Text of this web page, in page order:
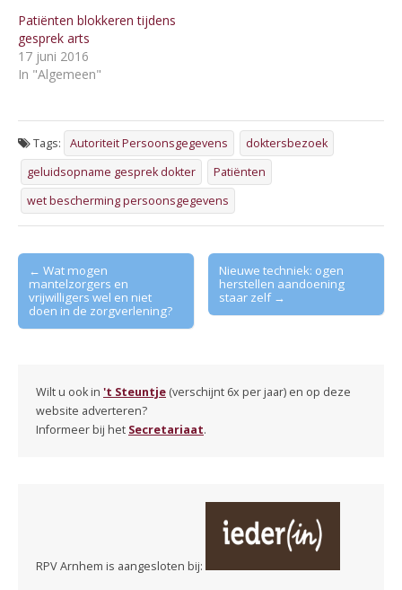
Patiënten blokkeren tijdens
gesprek arts
17 juni 2016
In "Algemeen"
Tags: Autoriteit Persoonsgegevens
doktersbezoek
geluidsopname gesprek dokter
Patiënten
wet bescherming persoonsgegevens
Post
navigation
← Wat mogen
mantelzorgers en
vrijwilligers wel en niet
doen in de zorgverlening?
Nieuwe techniek: ogen
herstellen aandoening
staar zelf →
Wilt u ook in 't Steuntje (verschijnt 6x per jaar) en op deze
website adverteren?
Informeer bij het Secretariaat.
RPV Arnhem is aangesloten bij: